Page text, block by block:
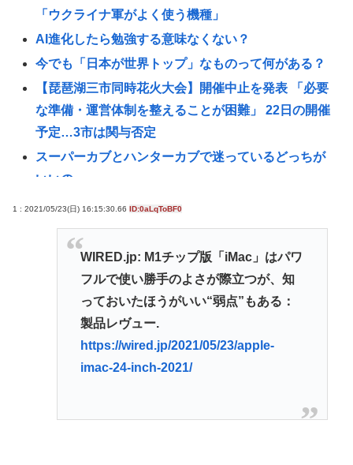
「ウクライナ軍がよく使う機種」
AI進化したら勉強する意味なくない？
今でも「日本が世界トップ」なものって何がある？
【琵琶湖三市同時花火大会】開催中止を発表 「必要
な準備・運営体制を整えることが困難」 22日の開催
予定…3市は関与否定
スーパーカブとハンターカブで迷っているどっちが
いいの
【画像】圧倒的美人な女刑事を見つけたwww
【Pickup08082906】
中国人観光客、横断歩道の無い所で渡ろうしたが渡
れなくて日本批判
韓国サッカー側「外国人審判たちが先にマッサージ
（性的接待）を要求してきた」「そうしてやらない
と、笛をうまく吹いてくれないでしょう」と主張
【悲報】高校野球のチアリーダーさん、「従軍慰安
Redditを読んでると外人って日本に対してはよく調
1 : 2021/05/23(日) 16:15:30.66 ID:0aLqToBF0
WIRED.jp: M1チップ版「iMac」はパワ
フルで使い勝手のよさが際立つが、知
っておいたほうがいい“弱点”もある：
製品レヴュー.
https://wired.jp/2021/05/23/apple-
imac-24-inch-2021/